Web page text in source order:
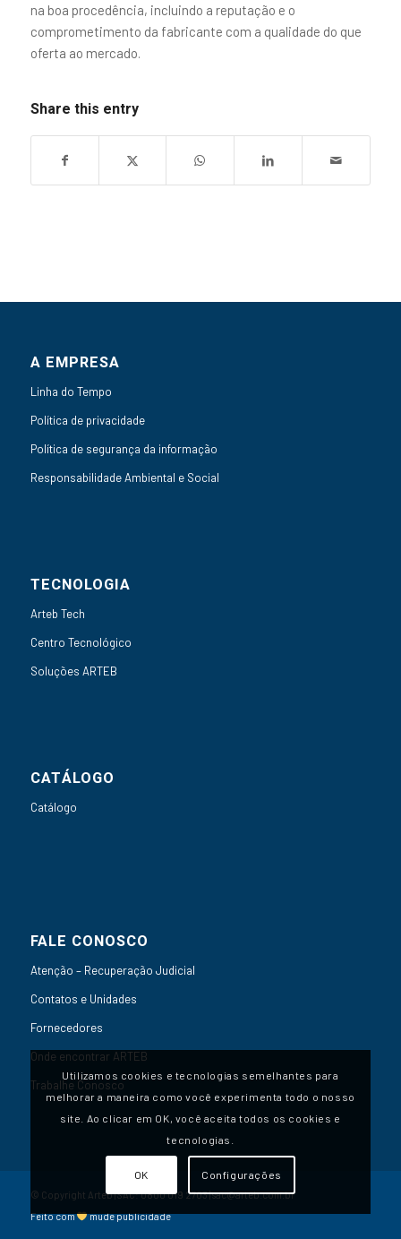
na boa procedência, incluindo a reputação e o
comprometimento da fabricante com a qualidade do que
oferta ao mercado.
Share this entry
A EMPRESA
Linha do Tempo
Política de privacidade
Política de segurança da informação
Responsabilidade Ambiental e Social
TECNOLOGIA
Arteb Tech
Centro Tecnológico
Soluções ARTEB
CATÁLOGO
Catálogo
FALE CONOSCO
Atenção – Recuperação Judicial
Contatos e Unidades
Fornecedores
Onde encontrar ARTEB
Trabalhe Conosco
© Copyright Arteb | SAC:0800 019 2703|sac@arteb.com.br
Feito com
mude publicidade
Utilizamos cookies e tecnologias semelhantes para
melhorar a maneira como você experimenta todo o nosso
site. Ao clicar em OK, você aceita todos os cookies e
tecnologias.
OK Configurações